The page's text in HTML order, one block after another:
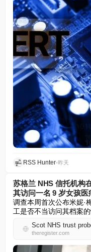
RSS Hunter•昨天
苏格兰 NHS 信托机构
其访问一名 9 岁女孩医
调查本周首次公布米妮·
工是否不当访问其档案
theregister.com